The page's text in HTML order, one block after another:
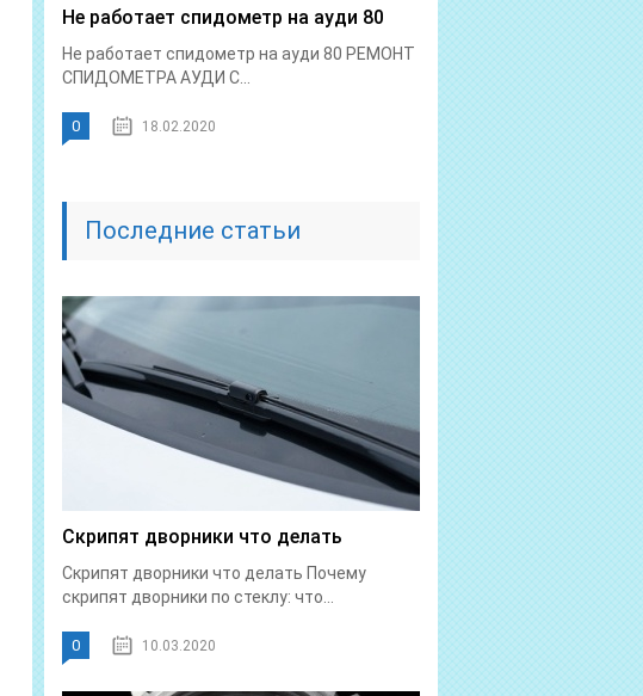
Не работает спидометр на ауди 80
Не работает спидометр на ауди 80 РЕМОНТ
СПИДОМЕТРА АУДИ С...
0 18.02.2020
Последние статьи
Скрипят дворники что делать
Скрипят дворники что делать Почему
скрипят дворники по стеклу: что...
0 10.03.2020